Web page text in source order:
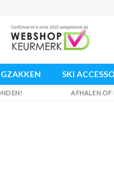
SKI
AFHALEN OF